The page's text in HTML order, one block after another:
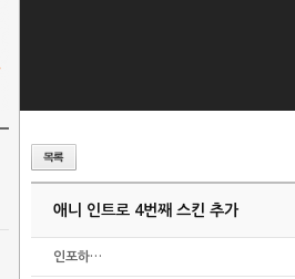
애니 인트로 4번째 스킨 추가
인포하…